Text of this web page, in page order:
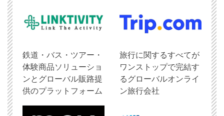
鉄道・バス・ツアー・
体験商品ソリューショ
ンとグローバル販路提
供のプラットフォーム
旅行に関するすべてが
ワンストップで完結す
るグローバルオンライ
ン旅行会社